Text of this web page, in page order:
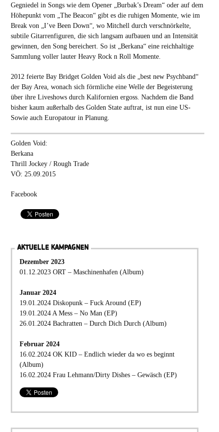
Gegniedel in Songs wie dem Opener „Burbak’s Dream“ oder auf dem
Höhepunkt vom „The Beacon“ gibt es die ruhigen Momente, wie im
Break von „I’ve Been Down“, wo Mitchell durch verschnörkelte,
subtile Gitarrenfiguren, die sich langsam aufbauen und an Intensität
gewinnen, den Song bereichert. So ist „Berkana“ eine reichhaltige
Sammlung voller lauter Heavy Rock n Roll Momente.
2012 feierte Bay Bridget Golden Void als die „best new Psychband“
der Bay Area, wonach sich förmliche eine Welle der Begeisterung
über ihre Liveshows durch Kalifornien ergoss. Nachdem die Band
bisher kaum außerhalb des Golden State auftrat, ist nun eine US-
Sowie auch Europatour in Planung.
Golden Void:
Berkana
Thrill Jockey / Rough Trade
VÖ: 25.09.2015
Facebook
AKTUELLE KAMPAGNEN
Dezember 2023
01.12.2023 ORT – Maschinenhafen (Album)
Januar 2024
19.01.2024 Diskopunk – Fuck Around (EP)
19.01.2024 A Mess – No Man (EP)
26.01.2024 Bachratten – Durch Dich Durch (Album)
Februar 2024
16.02.2024 OK KID – Endlich wieder da wo es beginnt
(Album)
16.02.2024 Frau Lehmann/Dirty Dishes – Gewäsch (EP)